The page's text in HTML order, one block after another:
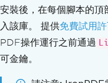
安裝後，在每個腳本的頂
入該庫。 提供免費試用許
PDF操作運行之前通過
可金鑰。